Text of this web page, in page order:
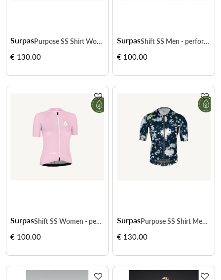
Surpas Purpose SS Shirt Women - confort et respirabilité
€ 130.00
Surpas Shift SS Men - performance et respirabilité
€ 100.00
Surpas Shift SS Women - performance et respirabilité
€ 100.00
Surpas Purpose SS Shirt Men - confort et respirabilité
€ 130.00